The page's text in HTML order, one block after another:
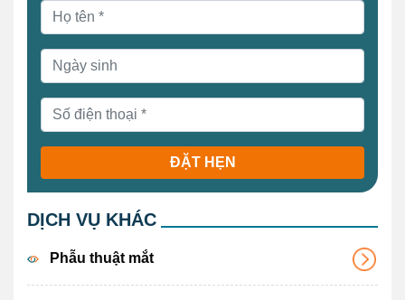
ĐẶT HẸN
DỊCH VỤ KHÁC
Phẫu thuật mắt